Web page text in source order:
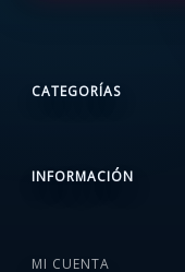
CATEGORÍAS
INFORMACIÓN
MI CUENTA